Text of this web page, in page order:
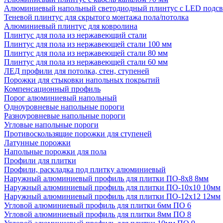
Алюминиевый напольный светодиодный плинтус с LED
Теневой плинтус для скрытого монтажа пола/потолка
Алюминиевый плинтус для ковролина
Плинтус для пола из нержавеющий стали
Плинтус для пола из нержавеющей стали 100 мм
Плинтус для пола из нержавеющей стали 80 мм
Плинтус для пола из нержавеющей стали 60 мм
ЛЕД профили для потолка, стен, ступеней
Порожки для стыковки напольных покрытий
Компенсационный профиль
Порог алюминиевый напольный
Одноуровневые напольные пороги
Разноуровневые напольные пороги
Угловые напольные пороги
Противоскользящие порожки для ступеней
Латунные порожки
Напольные порожки для пола
Профили для плитки
Профили, раскладка под плитку алюминиевый
Наружный алюминиевый профиль для плитки ПО-8х8 8мм
Наружный алюминиевый профиль для плитки ПО-10х10 10мм
Наружный алюминиевый профиль для плитки ПО-12х12 12мм
Угловой алюминиевый профиль для плитки 6мм ПО 6
Угловой алюминиевый профиль для плитки 8мм ПО 8